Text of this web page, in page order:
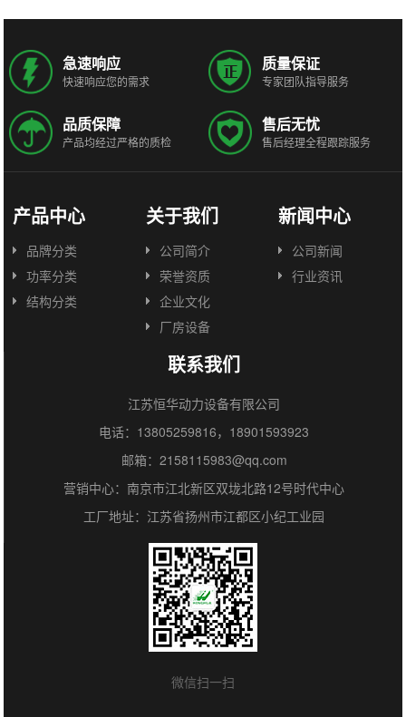
急速响应
快速响应您的需求
质量保证
专家团队指导服务
品质保障
产品均经过严格的质检
售后无忧
售后经理全程跟踪服务
产品中心
品牌分类
功率分类
结构分类
关于我们
公司简介
荣誉资质
企业文化
厂房设备
新闻中心
公司新闻
行业资讯
联系我们
江苏恒华动力设备有限公司
电话：13805259816，18901593923
邮箱：2158115983@qq.com
营销中心：南京市江北新区双垅北路12号时代中心
工厂地址：江苏省扬州市江都区小纪工业园
微信扫一扫